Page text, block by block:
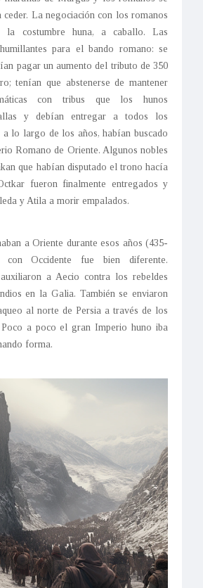
La negociación con los romanos
la costumbre huna, a caballo. Las
para el bando romano: se
pagar un aumento del tributo de 350
tenían que abstenerse de mantener
con tribus que los hunos
y debían entregar a todos los
a lo largo de los años, habían buscado
Romano de Oriente. Algunos nobles
que habían disputado el trono hacía
fueron finalmente entregados y
y Atila a morir empalados.
a Oriente durante esos años (435-
Occidente fue bien diferente.
a Aecio contra los rebeldes
en la Galia. También se enviaron
al norte de Persia a través de los
Poco a poco el gran Imperio huno iba
forma.